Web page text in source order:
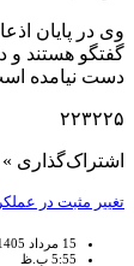
وی در پایان
گفتگو هستند و
دست نیامده
۲۲۳۲۲۵
اشتراک‌گذاری »
تغییر مثبت در عملکرد
15 مرداد 1405
5:55 ب.ظ